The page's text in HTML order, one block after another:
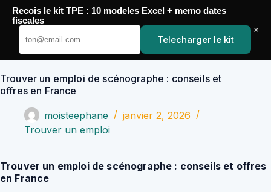
Passer
contenu
YoupiJobs
Trouver un emploi de scénographe : conseils et
offres en France
moisteephane
janvier 2, 2026
Trouver un emploi
Trouver un emploi de scénographe : conseils et offres
en France
Recois le kit TPE : 10 modeles Excel + memo dates
fiscales
Telecharger le kit
×